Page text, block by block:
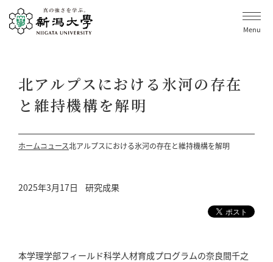
Menu
北アルプスにおける氷河の存在
と維持機構を解明
ホームニュース北アルプスにおける氷河の存在と維持機構を解明
2025年3月17日 研究成果
本学理学部フィールド科学人材育成プログラムの奈良間千之